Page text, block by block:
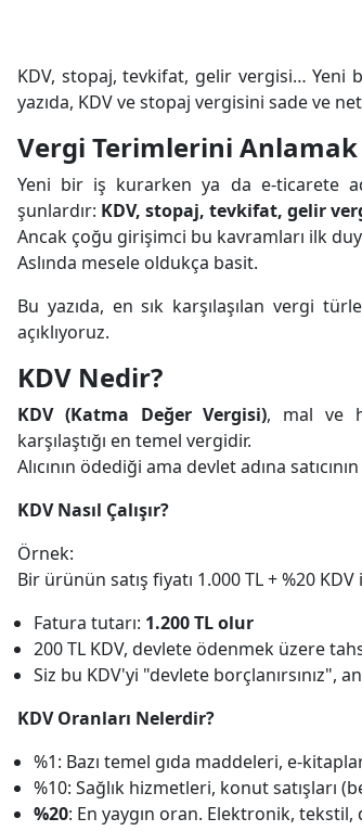
KDV, stopaj, tevkifat, gelir vergisi…
yazıda, KDV ve stopaj vergisini sade ve
Vergi Terimlerini Anlamak
Yeni bir iş kurarken ya da e-ticarete
şunlardır: KDV, stopaj, tevkifat, gelir
Ancak çoğu girişimci bu kavramları ilk
Aslında mesele oldukça basit.
Bu yazıda, en sık karşılaşılan vergi
açıklıyoruz.
KDV Nedir?
KDV (Katma Değer Vergisi), mal ve
karşılaştığı en temel vergidir.
Alıcının ödediği ama devlet adına
KDV Nasıl Çalışır?
Örnek:
Bir ürünün satış fiyatı 1.000 TL + %20 KDV
Fatura tutarı: 1.200 TL olur
200 TL KDV, devlete ödenmek üzere
Siz bu KDV'yi "devlete
KDV Oranları Nelerdir?
%1: Bazı temel gıda maddeleri, e-
%10: Sağlık hizmetleri, konut satışları
%20: En yaygın oran. Elektronik, tekstil,